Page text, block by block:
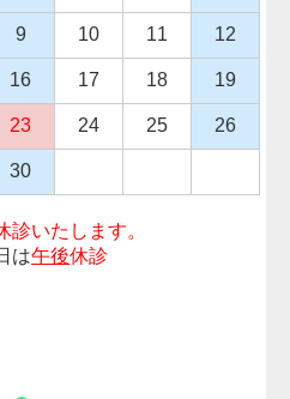
9 10 11 12
16 17 18 19
23 24 25 26
30
診いたします。
は午後休診